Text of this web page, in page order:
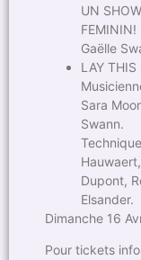
UN
FEMININ!
Gaëlle
LAY
Sara
Swann.
Dupont,
Elsander.
Dimanche 16
Pour tickets